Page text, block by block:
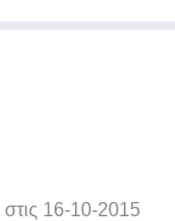
στις 16-10-2015